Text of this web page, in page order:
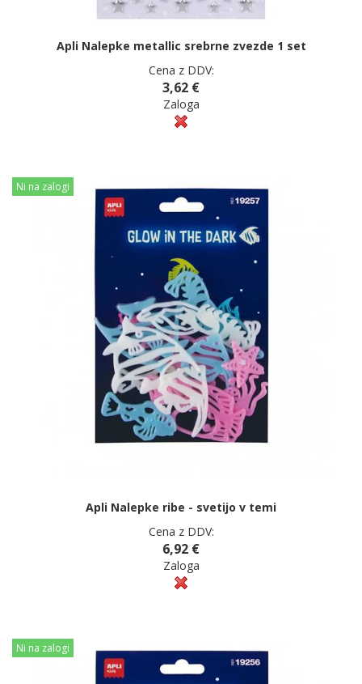
Apli Nalepke metallic srebrne zvezde 1 set
Cena z DDV:
3,62 €
Zaloga
Ni na zalogi
Apli Nalepke ribe - svetijo v temi
Cena z DDV:
6,92 €
Zaloga
Ni na zalogi